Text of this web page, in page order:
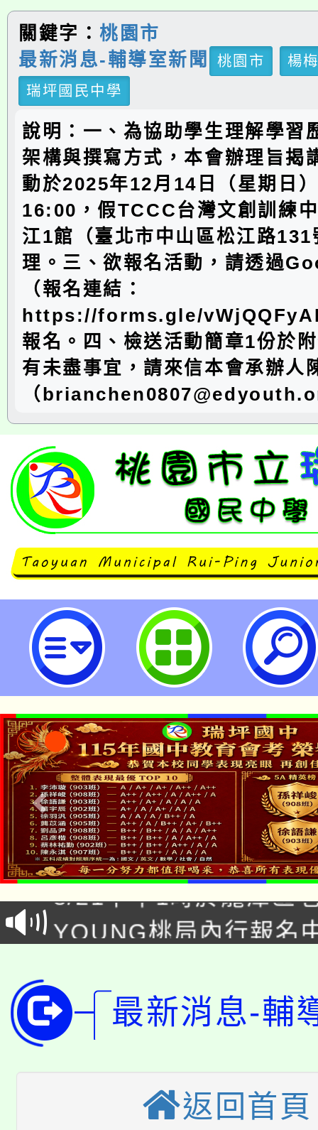
關鍵字：桃園市
最新消息-輔導室新聞
桃園市
楊
瑞坪國民中學
說明：一、為協助學生理解學習
架構與撰寫方式，本會辦理旨揭
動於2025年12月14日（星期日
16:00，假TCCC台灣文創訓練
江1館（臺北市中山區松江路131
理。三、欲報名活動，請透過
（報名連結：
https://forms.gle/
報名。四、檢送活動簡章1份於
有未盡事宜，請來信本會承辦人
（
臺灣一滴優教育協會辦理「學檔大
你的亮眼檔案」實體講座活動-桃
「本色祭」8/29、30在
場熱烈登場!
8/21下午1時於龍潭區
徵才活動。
YOUNG桃局內行報名
開!
115年桃園市運動會8/
田徑場及游泳池舉行。
桃園市低收入戶享有免
視費優惠，中低收入戶
半價優惠，詳情可洽有
份教師增能研習
大溪自造教育及科技
最新消息-輔
返回首頁